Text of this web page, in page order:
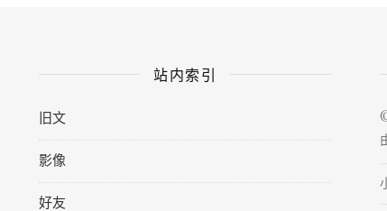
站内索引
旧文
影像
好友